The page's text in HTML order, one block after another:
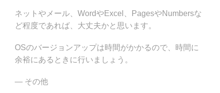
ネットやメール、WordやExcel、PagesやNumbersな
ど程度であれば、大丈夫かと思います。
OSのバージョンアップは時間がかかるので、時間に
余裕にあるときに行いましょう。
— その他